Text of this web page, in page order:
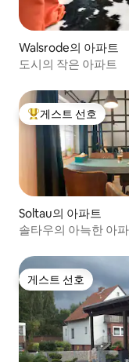
Walsrode의 아파트
도시의 작은 아파트
상위 게스트 선호
게스트 선호
Soltau의 아파트
솔타우의 아늑한 아
게스트 선호
게스트 선호